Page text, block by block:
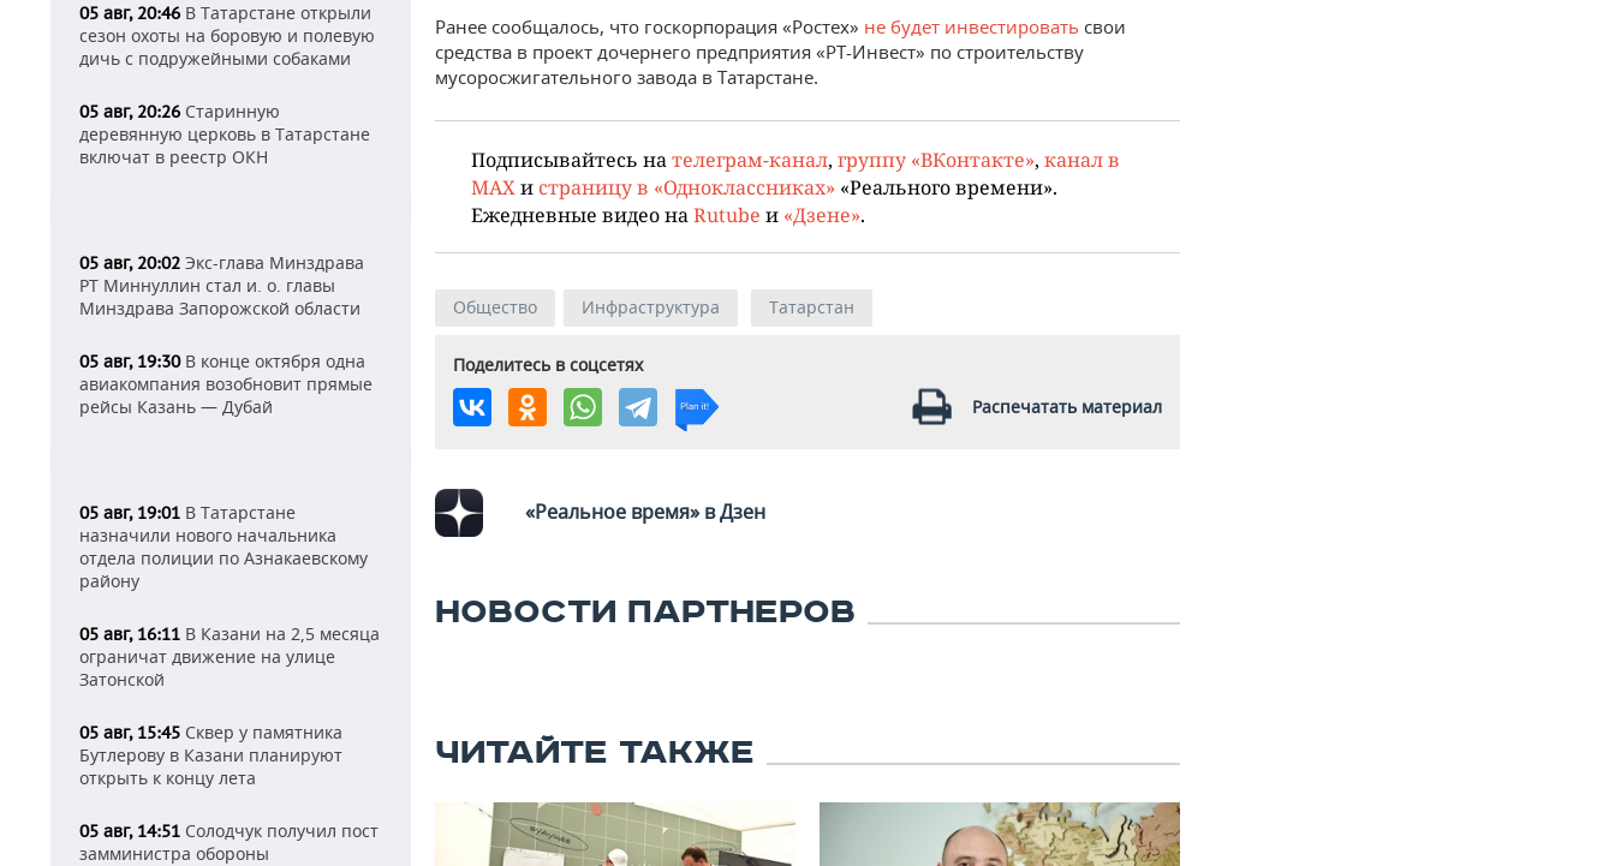
05 авг, 20:46 В Татарстане открыли
сезон охоты на боровую и полевую
дичь с подружейными собаками
05 авг, 20:26 Старинную
деревянную церковь в Татарстане
включат в реестр ОКН
05 авг, 20:02 Экс-глава Минздрава
РТ Миннуллин стал и. о. главы
Минздрава Запорожской области
05 авг, 19:30В конце октября одна
авиакомпания возобновит прямые
рейсы Казань — Дубай
05 авг, 19:01 В Татарстане
назначили нового начальника
отдела полиции по Азнакаевскому
району
05 авг, 16:11 В Казани на 2,5 месяца
ограничат движение на улице
Затонской
05 авг, 15:45 Сквер у памятника
Бутлерову в Казани планируют
открыть к концу лета
05 авг, 14:51 Солодчук получил пост
замминистра обороны
Ранее сообщалось, что госкорпорация «Ростех» не будет инвестировать свои
средства в проект дочернего предприятия «РТ-Инвест» по строительству
мусоросжигательного завода в Татарстане.
Подписывайтесь нателеграм-канал, группу «ВКонтакте», канал в
MAXи страницу в «Одноклассниках» «Реального времени».
Ежедневные видео наRutube и «Дзене».
Общество Инфраструктура Татарстан
Поделитесь в соцсетях
Распечатать материал
«Реальное время» в Дзен
НОВОСТИ ПАРТНЕРОВ
ЧИТАЙТЕ ТАКЖЕ